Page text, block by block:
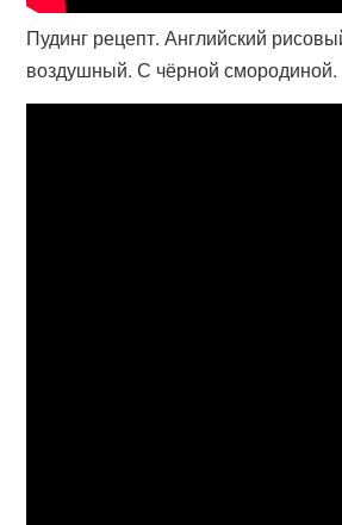
Пудинг рецепт. Английский
воздушный. С чёрной смородиной.